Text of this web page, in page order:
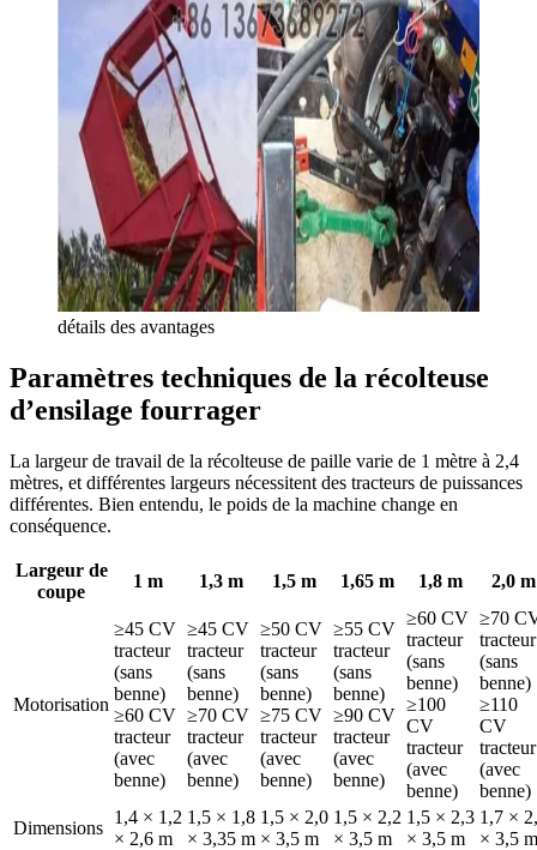
détails des avantages
Paramètres techniques de la récolteuse
d’ensilage fourrager
La largeur de travail de la récolteuse de paille varie de 1 mètre à 2,4
mètres, et différentes largeurs nécessitent des tracteurs de puissances
différentes. Bien entendu, le poids de la machine change en
conséquence.
Largeur de
coupe
1 m 1,3 m 1,5 m 1,65 m 1,8 m 2,0 m
Motorisation
≥45 CV
tracteur
(sans
benne)
≥60 CV
tracteur
(avec
benne)
≥45 CV
tracteur
(sans
benne)
≥70 CV
tracteur
(avec
benne)
≥50 CV
tracteur
(sans
benne)
≥75 CV
tracteur
(avec
benne)
≥55 CV
tracteur
(sans
benne)
≥90 CV
tracteur
(avec
benne)
≥60 CV
tracteur
(sans
benne)
≥100
CV
tracteur
(avec
benne)
≥70
tracteur
(sans
benne)
≥110
CV
tracteur
(avec
benne)
Dimensions
1,4 × 1,2
× 2,6 m
1,5 × 1,8
× 3,35 m
1,5 × 2,0
× 3,5 m
1,5 × 2,2
× 3,5 m
1,5 × 2,3
× 3,5 m
1,7 ×
× 3,5 m